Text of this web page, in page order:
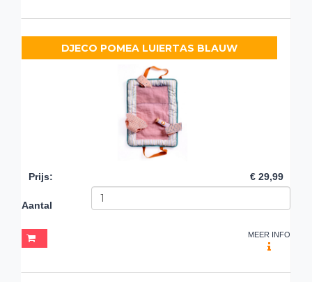
DJECO POMEA LUIERTAS BLAUW
Prijs: € 29,99
Aantal
MEER INFO